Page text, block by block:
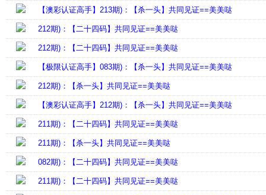
【澳彩认证高手】213期)：【杀一头】共同见证==美美哒
212期)：【二十四码】共同见证==美美哒
212期)：【二十四码】共同见证==美美哒
【极限认证高手】083期)：【杀一头】共同见证==美美哒
212期)：【杀一头】共同见证==美美哒
【澳彩认证高手】212期)：【杀一头】共同见证==美美哒
211期)：【二十四码】共同见证==美美哒
211期)：【杀一头】共同见证==美美哒
082期)：【二十四码】共同见证==美美哒
211期)：【二十四码】共同见证==美美哒